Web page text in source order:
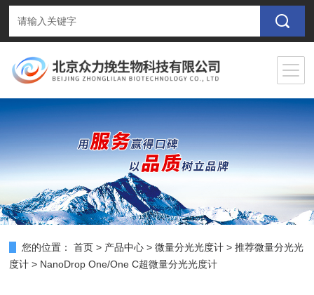
您的位置： 首页 > 产品中心 >微量分光光度计 >推荐微量分光光
度计 > NanoDrop One/One C超微量分光光度计